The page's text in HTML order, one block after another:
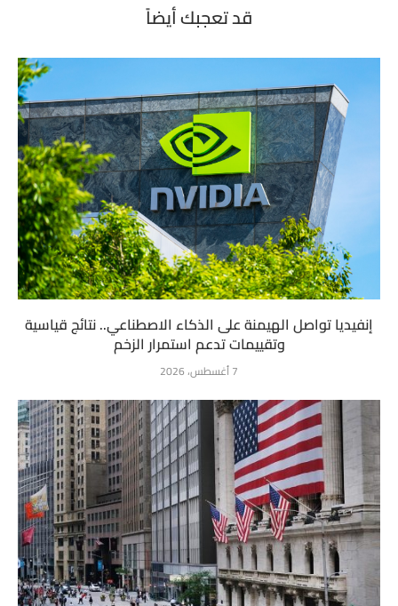
قد تعجبك أيضاً
إنفيديا تواصل الهيمنة على الذكاء الاصطناعي.. نتائج قياسية
وتقييمات تدعم استمرار الزخم
7 أغسطس، 2026